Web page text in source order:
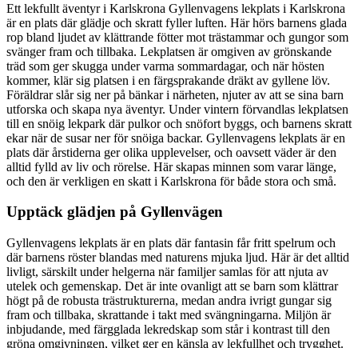
Ett lekfullt äventyr i Karlskrona Gyllenvagens lekplats i Karlskrona
är en plats där glädje och skratt fyller luften. Här hörs barnens glada
rop bland ljudet av klättrande fötter mot trästammar och gungor som
svänger fram och tillbaka. Lekplatsen är omgiven av grönskande
träd som ger skugga under varma sommardagar, och när hösten
kommer, klär sig platsen i en färgsprakande dräkt av gyllene löv.
Föräldrar slår sig ner på bänkar i närheten, njuter av att se sina barn
utforska och skapa nya äventyr. Under vintern förvandlas lekplatsen
till en snöig lekpark där pulkor och snöfort byggs, och barnens skratt
ekar när de susar ner för snöiga backar. Gyllenvagens lekplats är en
plats där årstiderna ger olika upplevelser, och oavsett väder är den
alltid fylld av liv och rörelse. Här skapas minnen som varar länge,
och den är verkligen en skatt i Karlskrona för både stora och små.
Upptäck glädjen på Gyllenvägen
Gyllenvagens lekplats är en plats där fantasin får fritt spelrum och
där barnens röster blandas med naturens mjuka ljud. Här är det alltid
livligt, särskilt under helgerna när familjer samlas för att njuta av
utelek och gemenskap. Det är inte ovanligt att se barn som klättrar
högt på de robusta trästrukturerna, medan andra ivrigt gungar sig
fram och tillbaka, skrattande i takt med svängningarna. Miljön är
inbjudande, med färgglada lekredskap som står i kontrast till den
gröna omgivningen, vilket ger en känsla av lekfullhet och trygghet.